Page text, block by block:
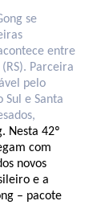
se
entre
Parceira
pelo
Sul e Santa
Nesta 42º
com
novos
e a
– pacote